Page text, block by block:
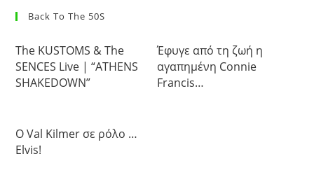
Back To The 50S
The KUSTOMS & The
SENCES Live | “ATHENS
SHAKEDOWN”
Έφυγε από τη ζωή η
αγαπημένη Connie
Francis…
Ο Val Kilmer σε ρόλο …
Elvis!